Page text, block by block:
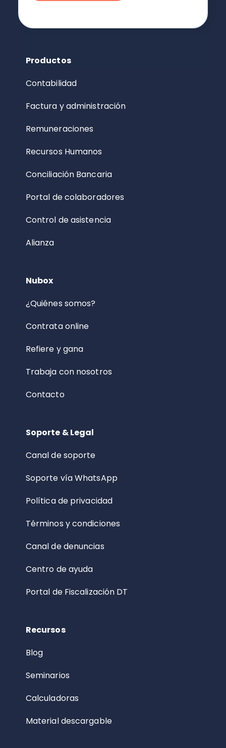
Productos
Contabilidad
Factura y administración
Remuneraciones
Recursos Humanos
Conciliación Bancaria
Portal de colaboradores
Control de asistencia
Alianza
Nubox
¿Quiénes somos?
Contrata online
Refiere y gana
Trabaja con nosotros
Contacto
Soporte & Legal
Canal de soporte
Soporte vía WhatsApp
Política de privacidad
Términos y condiciones
Canal de denuncias
Centro de ayuda
Portal de Fiscalización DT
Recursos
Blog
Seminarios
Calculadoras
Material descargable